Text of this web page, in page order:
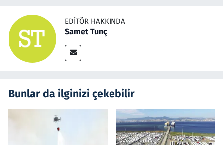
EDITÖR HAKKINDA
Samet Tunç
Bunlar da ilginizi çekebilir